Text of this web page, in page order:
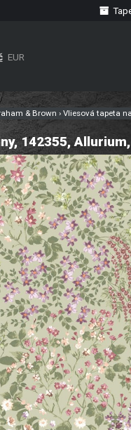
142355,
& Brown ›Vliesová tapeta
EUR